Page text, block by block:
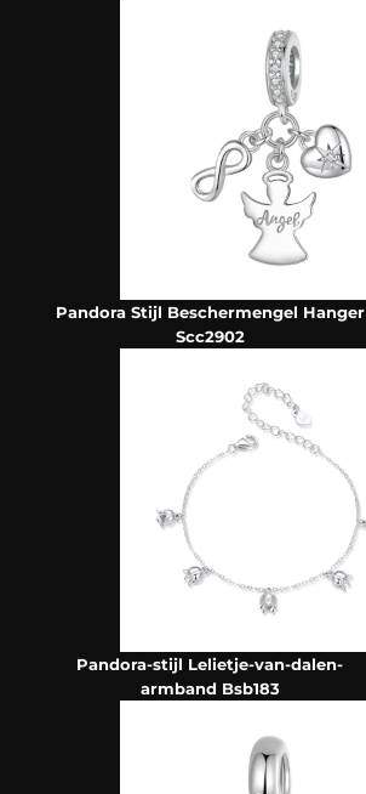
Pandora Stijl Beschermengel Hanger
Scc2902
Pandora-stijl Lelietje-van-dalen-
armband Bsb183